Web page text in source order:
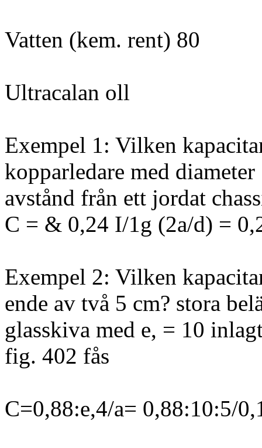
Vatten (kem. rent) 80
Ultracalan oll
Exempel 1: Vilken
kopparledare med
avstånd från ett jordat
C = & 0,24 I/1g (2a/d) =
Exempel 2: Vilken
ende av två 5 cm? stora
glasskiva med e, = 10
fig. 402 fås
C=0,88:e,4/a= 0,88:10:5/